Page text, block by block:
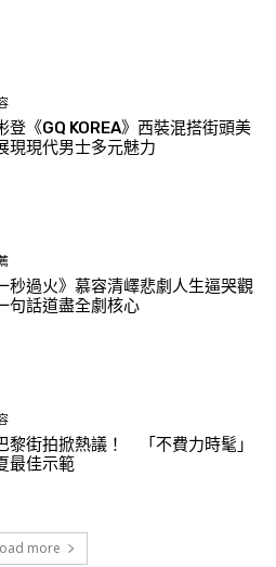
登《GQ KOREA》西裝混搭街頭美
現代男士多元魅力
秒過火》慕容清嶧悲劇人生逼哭觀
話道盡全劇核心
黎街拍掀熱議！ 「不費力時髦」
最佳示範
more